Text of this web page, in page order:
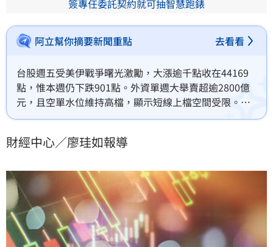
簽專任委託契約就可抽智慧跑錶
阿立幫你摘要新聞重點 去看看
台股週五受美伊戰爭曙光激勵，大漲逾千點收在44169
點，惟本週仍下跌901點。外資單週大舉賣超逾2800億
元，且空單水位維持高檔，顯示短線上檔空間受限。專
家指出，AI基建驅動先進製程與網通零組件成長，中長
族群表現升溫，建議投資人分批佈局市值型或價值型
盪與類股輪動。
財經中心／廖珪如報導